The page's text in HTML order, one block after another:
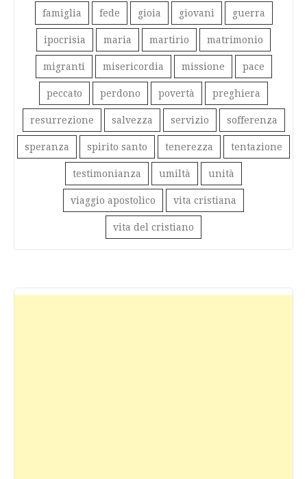
famiglia fede gioia giovani guerra
ipocrisia maria martirio matrimonio
migranti misericordia missione pace
peccato perdono povertà preghiera
resurrezione salvezza servizio sofferenza
speranza spirito santo tenerezza tentazione
testimonianza umiltà unità
viaggio apostolico vita cristiana
vita del cristiano